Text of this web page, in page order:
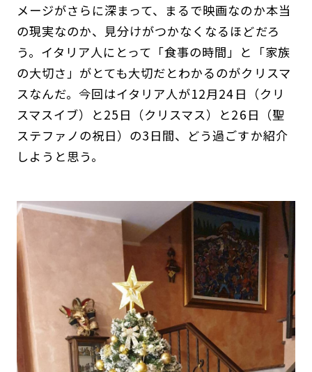
メージがさらに深まって、まるで映画なのか本当
の現実なのか、見分けがつかなくなるほどだろ
う。イタリア人にとって「食事の時間」と「家族
の大切さ」がとても大切だとわかるのがクリスマ
スなんだ。今回はイタリア人が12月24日（クリ
スマスイブ）と25日（クリスマス）と26日（聖
ステファノの祝日）の3日間、どう過ごすか紹介
しようと思う。